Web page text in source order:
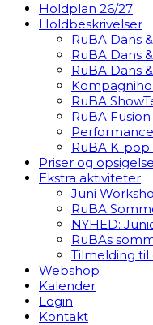
Holdplan 26/27
Holdbeskrivelser
RuBA Dans
RuBA Dans
RuBA Dans
RuBA
RuBA Fusion
RuBA K-pop
Priser og opsigelse
Ekstra aktiviteter
Juni
RuBA
NYHED:
RuBAs
Tilmelding til
Webshop
Kalender
Login
Kontakt